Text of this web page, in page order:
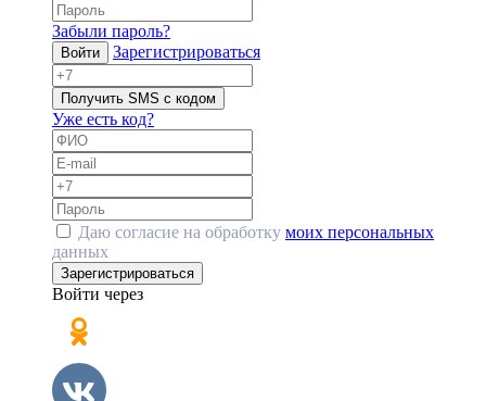
Забыли пароль?
Войти Зарегистрироваться
Получить SMS с кодом
Уже есть код?
Даю согласие на обработку моих персональных
данных
Зарегистрироваться
Войти через